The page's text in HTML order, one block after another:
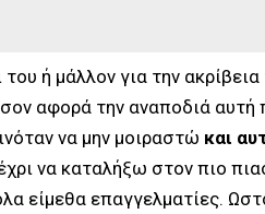
ή μάλλον για την
αφορά την αναποδιά αυτή
να μην μοιραστώ και
να καταλήξω στον πιο
είμεθα επαγγελματίες.